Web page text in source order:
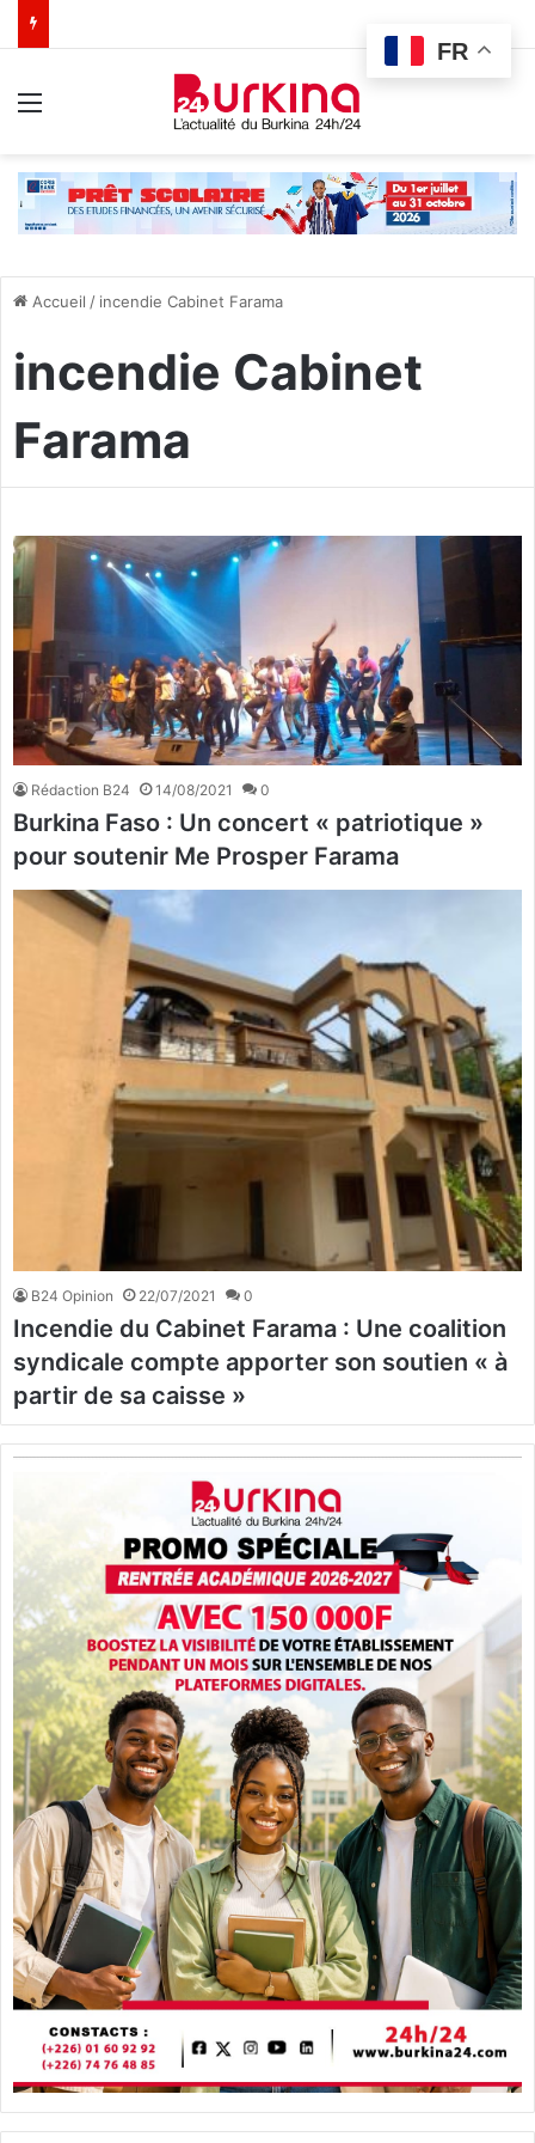
Accueil / incendie Cabinet Farama
incendie Cabinet
Farama
Rédaction B24 14/08/2021 0
Burkina Faso : Un concert « patriotique »
pour soutenir Me Prosper Farama
B24 Opinion 22/07/2021 0
Incendie du Cabinet Farama : Une coalition
syndicale compte apporter son soutien « à
partir de sa caisse »
FR